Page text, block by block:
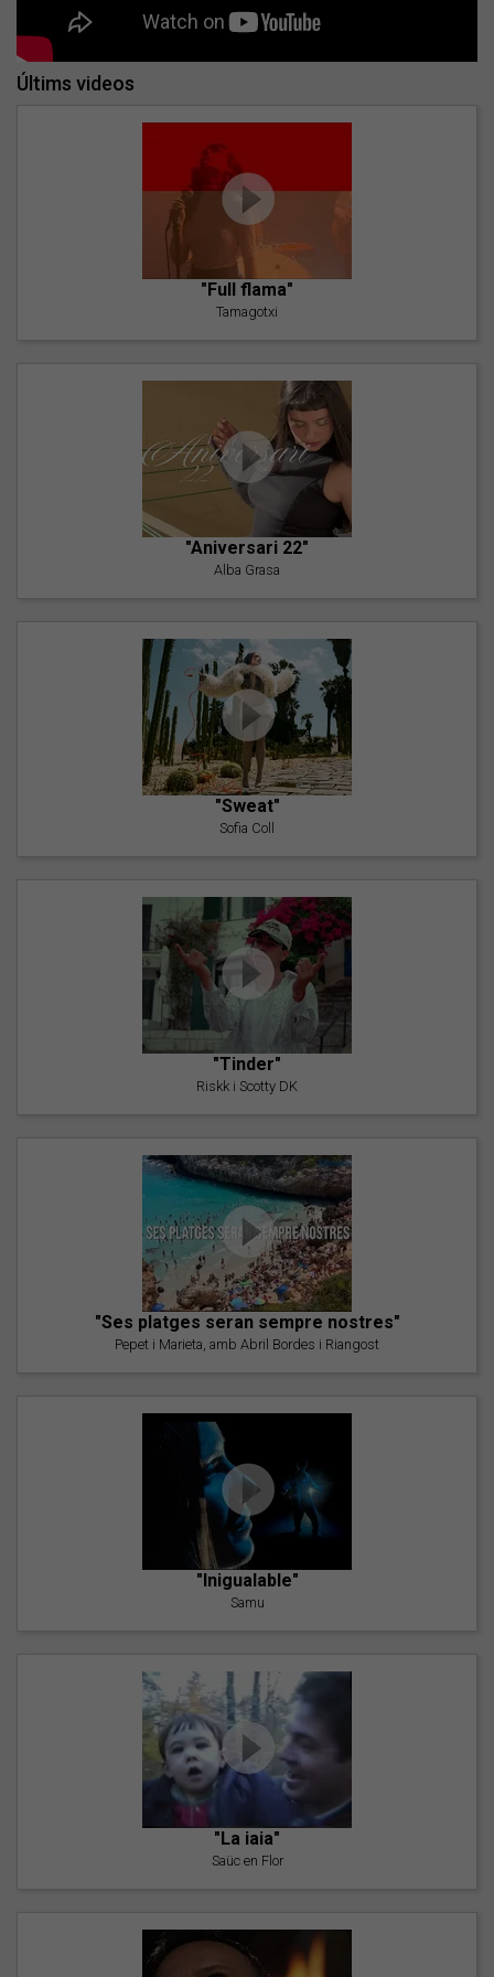
Últims videos
"Full flama"
Tamagotxi
"Aniversari 22"
Alba Grasa
"Sweat"
Sofia Coll
"Tinder"
Riskk i Scotty DK
"Ses platges seran sempre nostres"
Pepet i Marieta, amb Abril Bordes i Riangost
"Inigualable"
Samu
"La iaia"
Saüc en Flor